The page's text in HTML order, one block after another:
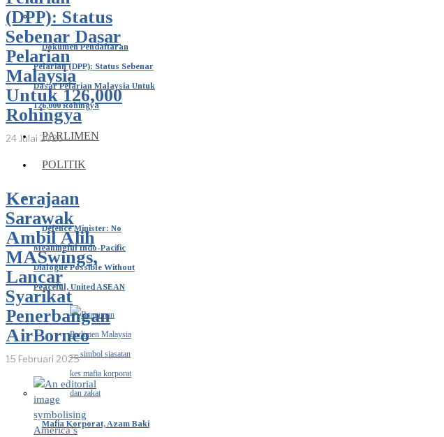
Dokumen Pendaftaran
Pelarian (DPP): Status Sebenar
Dasar Pelarian Malaysia Untuk
126,000 Rohingya
PARLIMEN
POLITIK
Defence Minister: No
Meaningful Indo-Pacific
Dialogue Possible Without
Peaceful, United ASEAN
Mafia Korporat, Azam Baki
(DPP): Status
Sebenar Dasar
Pelarian
Malaysia
Untuk 126,000
Rohingya
24 Julai 2026
Kerajaan
Sarawak
Ambil Alih
MASwings,
Lancar
Syarikat
Penerbangan
AirBorneo
15 Februari 2025